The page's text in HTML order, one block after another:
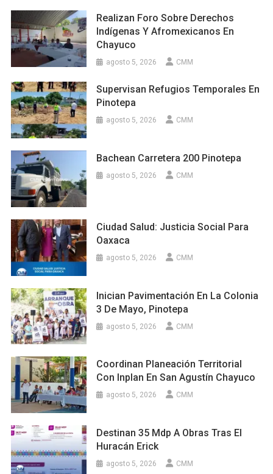
Realizan Foro Sobre Derechos
Indígenas Y Afromexicanos En
Chayuco
agosto 5, 2026 CMM
Supervisan Refugios Temporales En
Pinotepa
agosto 5, 2026 CMM
Bachean Carretera 200 Pinotepa
agosto 5, 2026 CMM
Ciudad Salud: Justicia Social Para
Oaxaca
agosto 5, 2026 CMM
Inician Pavimentación En La Colonia
3 De Mayo, Pinotepa
agosto 5, 2026 CMM
Coordinan Planeación Territorial
Con Inplan En San Agustín Chayuco
agosto 5, 2026 CMM
Destinan 35 Mdp A Obras Tras El
Huracán Erick
agosto 5, 2026 CMM